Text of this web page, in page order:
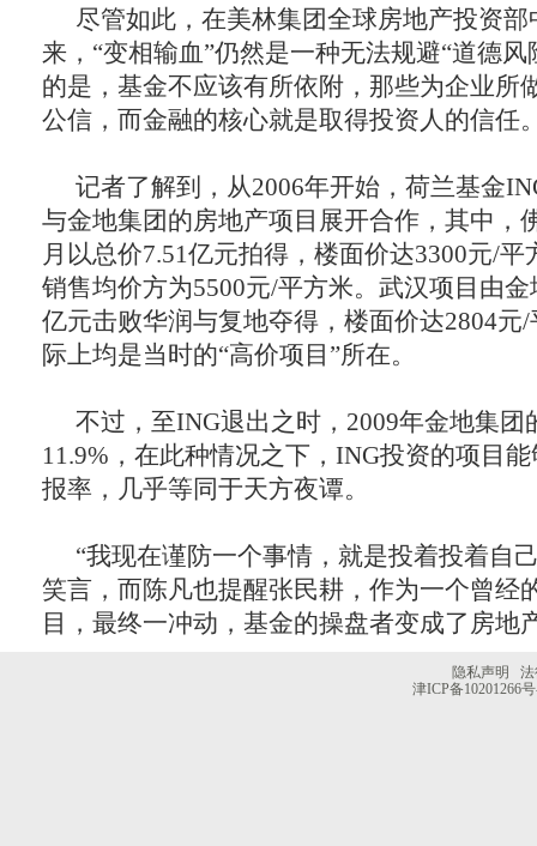
尽管如此，在美林集团全球房地产投资
来，“变相输血”仍然是一种无法规避“道德
的是，基金不应该有所依附，那些为企业所
公信，而金融的核心就是取得投资人的信任
记者了解到，从2006年开始，荷兰基金
与金地集团的房地产项目展开合作，其中，
月以总价7.51亿元拍得，楼面价达3300元/
销售均价方为5500元/平方米。武汉项目由
亿元击败华润与复地夺得，楼面价达2804元
际上均是当时的“高价项目”所在。
不过，至ING退出之时，2009年金地集
11.9%，在此种情况之下，ING投资的项目
报率，几乎等同于天方夜谭。
“我现在谨防一个事情，就是投着投着自
笑言，而陈凡也提醒张民耕，作为一个曾经
目，最终一冲动，基金的操盘者变成了房地
隐私声明
津ICP备10201266